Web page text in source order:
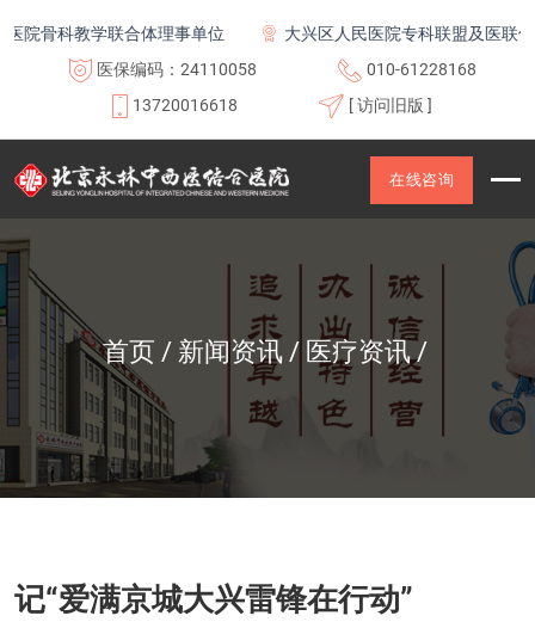
联合体理事单位
大兴区人民医院专科联盟及医联体成员单位
医保编码：24110058
010-61228168
13720016618
[ 访问旧版 ]
在线咨询
首页 新闻资讯 医疗资讯
记“爱满京城大兴雷锋在行动”